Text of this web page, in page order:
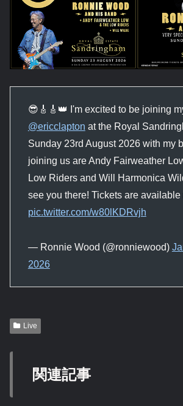
😎🎸🎸👑 I'm excited to be joining
@ericclapton at the Royal
Sunday 23rd August 2026 with my
joining us are Andy Fairweather
Low Riders and Will Harmonica
see you there! Tickets are
pic.twitter.com/w80lKDRvjh
— Ronnie Wood (@ronniewood)
2026
Live
関連記事